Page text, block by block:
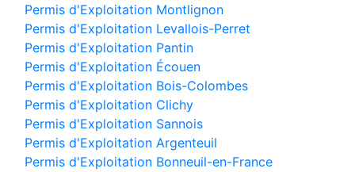
Permis d'Exploitation Montlignon
Permis d'Exploitation Levallois-Perret
Permis d'Exploitation Pantin
Permis d'Exploitation Écouen
Permis d'Exploitation Bois-Colombes
Permis d'Exploitation Clichy
Permis d'Exploitation Sannois
Permis d'Exploitation Argenteuil
Permis d'Exploitation Bonneuil-en-France